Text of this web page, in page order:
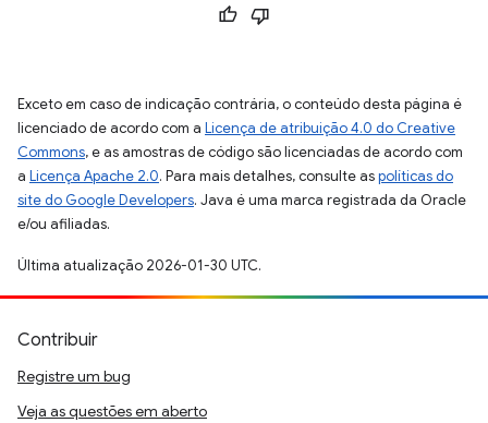
Exceto em caso de indicação contrária, o conteúdo desta página é
licenciado de acordo com a Licença de atribuição 4.0 do Creative
Commons, e as amostras de código são licenciadas de acordo com
a Licença Apache 2.0. Para mais detalhes, consulte aspolíticas do
site do Google Developers. Java é uma marca registrada da Oracle
e/ou afiliadas.
Última atualização 2026-01-30 UTC.
Contribuir
Registre um bug
Veja as questões em aberto